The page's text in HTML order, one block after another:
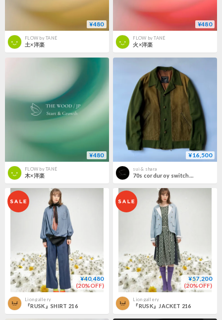
¥480
FLOW by TANÉ
土×洋楽
¥480
FLOW by TANÉ
火×洋楽
¥480
FLOW by TANÉ
木×洋楽
¥16,500
sui & shara
70s corduroy switching shirt jacket
¥40,480
(20%OFF)
Lion gallery
『RUSK』SHIRT 216
¥57,200
(20%OFF)
Lion gallery
『RUSK』JACKET 216